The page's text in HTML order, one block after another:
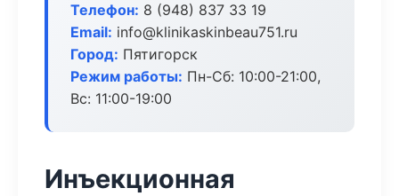
Телефон: 8 (948) 837 33 19
Email: info@klinikaskinbeau751.ru
Город: Пятигорск
Режим работы: Пн-Сб: 10:00-21:00,
Вс: 11:00-19:00
Инъекционная